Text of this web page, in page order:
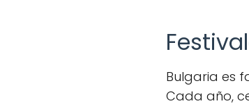
Bulgaria es
Cada año,